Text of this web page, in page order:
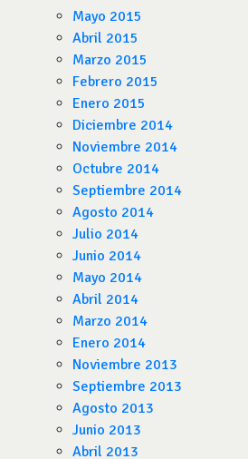
Mayo 2015
Abril 2015
Marzo 2015
Febrero 2015
Enero 2015
Diciembre 2014
Noviembre 2014
Octubre 2014
Septiembre 2014
Agosto 2014
Julio 2014
Junio 2014
Mayo 2014
Abril 2014
Marzo 2014
Enero 2014
Noviembre 2013
Septiembre 2013
Agosto 2013
Junio 2013
Abril 2013